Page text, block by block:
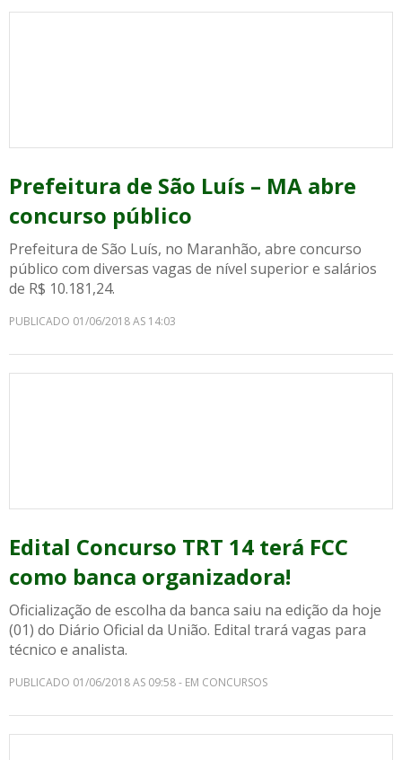
Prefeitura de São Luís – MA abre
concurso público
Prefeitura de São Luís, no Maranhão, abre concurso
público com diversas vagas de nível superior e salários
de R$ 10.181,24.
PUBLICADO 01/06/2018 AS 14:03
Edital Concurso TRT 14 terá FCC
como banca organizadora!
Oficialização de escolha da banca saiu na edição da hoje
(01) do Diário Oficial da União. Edital trará vagas para
técnico e analista.
PUBLICADO 01/06/2018 AS 09:58 - EM CONCURSOS